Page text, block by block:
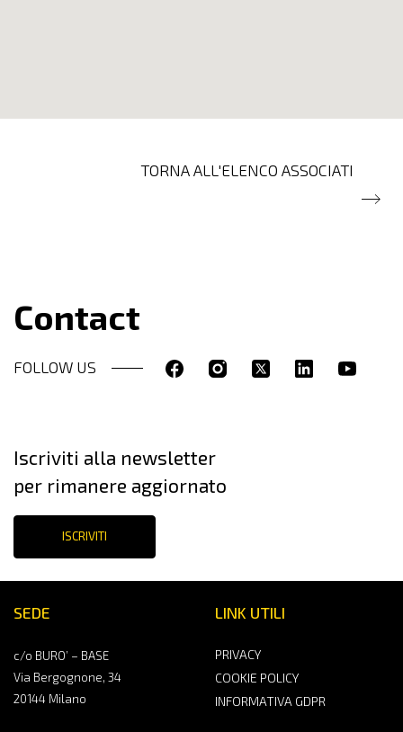
TORNA ALL'ELENCO ASSOCIATI
Contact
FOLLOW US
SEDE
c/o BURO’ – BASE
Via Bergognone, 34
20144 Milano
LINK UTILI
PRIVACY
COOKIE POLICY
INFORMATIVA GDPR
Iscriviti alla newsletter
per rimanere aggiornato
ISCRIVITI